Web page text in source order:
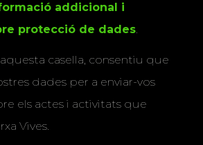
addicional i
protecció de dades.
casella, consentiu que
dades per a enviar-vos
els actes i activitats que
Vives.